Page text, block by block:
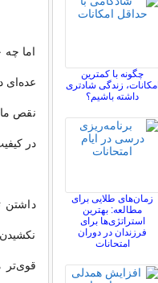
اما
عده‌ای
نقص
در
داشتن
قوی‌تر
چگونه با کمترین
امکانات، زندگی شادتری
داشته باشیم؟
زمان‌های طلایی برای
مطالعه: بهترین
استراتژی‌ها برای
فرزندان در دوران
امتحانات